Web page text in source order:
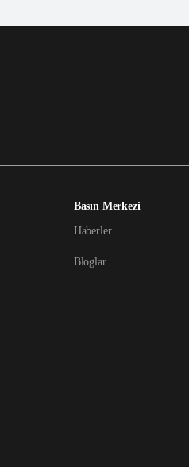
Basın Merkezi
Haberler
Bloglar